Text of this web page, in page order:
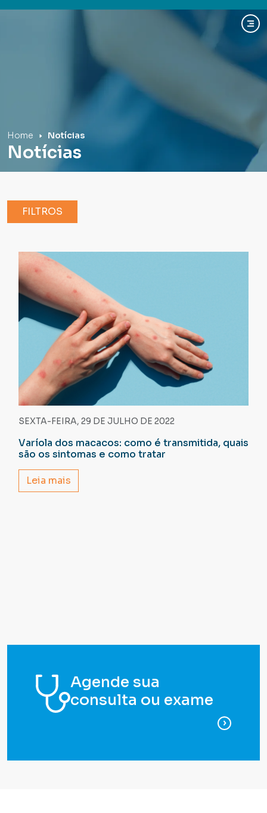
Home Notícias
Notícias
FILTROS
SEXTA-FEIRA, 29 DE JULHO DE 2022
Varíola dos macacos: como é transmitida, quais
são os sintomas e como tratar
Leia mais
Agende sua
consulta ou exame
para